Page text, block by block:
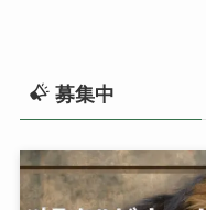
募集中